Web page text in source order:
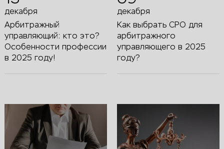
декабря
Арбитражный
управляющий: кто это?
Особенности профессии
в 2025 году!
декабря
Как выбрать СРО для
арбитражного
управляющего в 2025
году?